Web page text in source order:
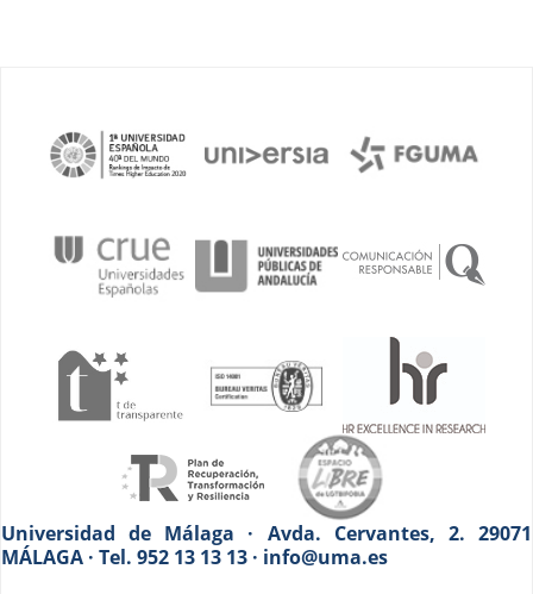
Universidad de Málaga · Avda. Cervantes, 2. 29071
MÁLAGA · Tel. 952 13 13 13 · info@uma.es